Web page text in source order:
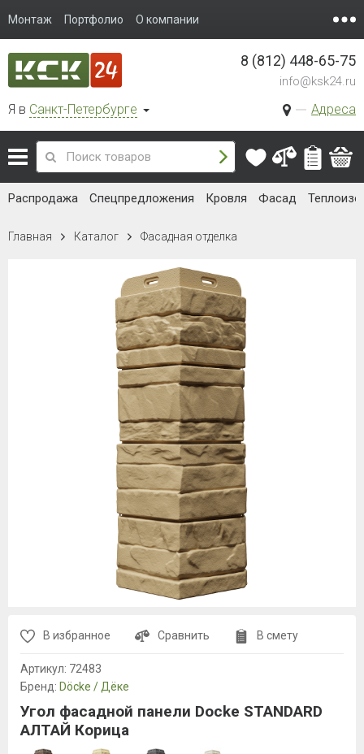
Монтаж Портфолио О компании
Я в Санкт-Петербурге Адреса
8 (812) 448-65-75
info@ksk24.ru
Распродажа Спецпредложения Кровля Фасад
Главная Каталог Фасадная отделка
В избранное Сравнить В смету
Артикул: 72483
Бренд: Döcke / Дёке
Угол фасадной панели Docke STANDARD
АЛТАЙ Корица